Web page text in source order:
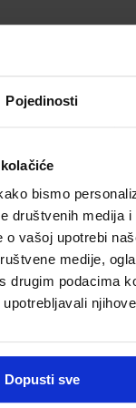
Pojedinosti
bismo
društvenih medija i
o vašoj upotrebi
medije,
drugim podacima
Dopusti sve